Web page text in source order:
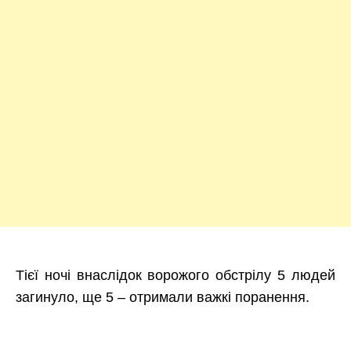
Тієї ночі внаслідок ворожого обстрілу 5 людей
загинуло, ще 5 – отримали важкі поранення.